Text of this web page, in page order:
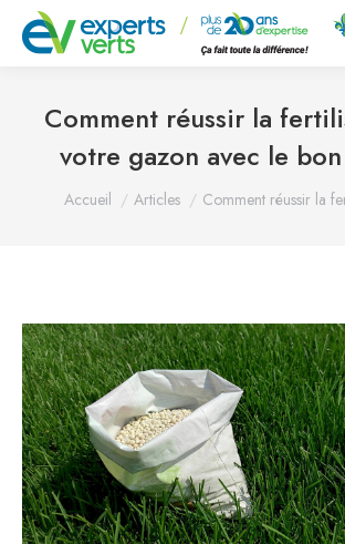
Comment réussir la
votre gazon avec le
Vous êtes ici :
Accueil Articles Comment réussir la